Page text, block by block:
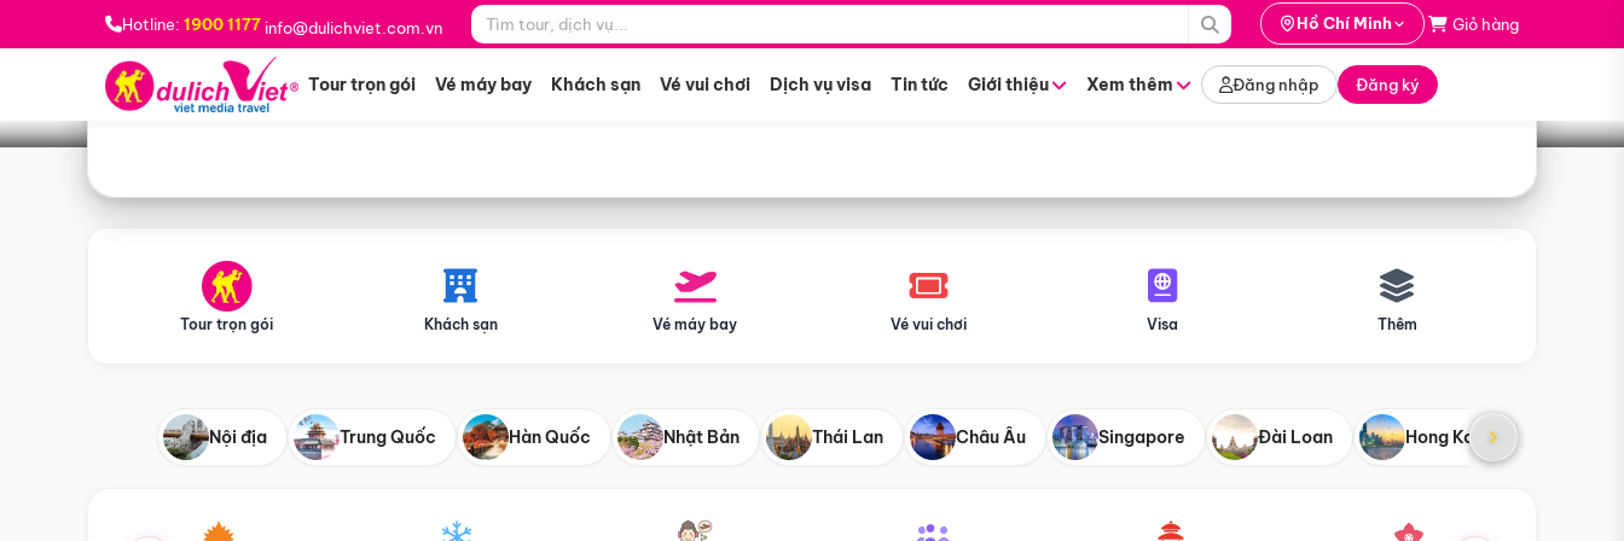
Hotline: 1900 1177 info@dulichviet.com.vn Hồ Chí Minh Giỏ hàng
Tour trọn gói Vé máy bay Khách sạn Vé vui chơi Dịch vụ visa Tin tức Giới thiệu Xem thêm Đăng nhập Đăng ký
Bạn muốn đi đâu? *
Tìm tour
Tour trọn gói Khách sạn Vé máy bay Vé vui chơi Visa Thêm
Nội địa Trung Quốc Hàn Quốc Nhật Bản Thái Lan Châu Âu Singapore Đài Loan Hong Kong